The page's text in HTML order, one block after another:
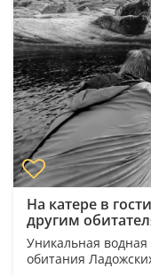
На катере в
другим
Уникальная водная
обитания